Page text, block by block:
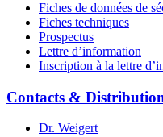
Fiches de données de
Fiches techniques
Prospectus
Lettre d’information
Inscription à la lettre
Contacts &
Dr. Weigert